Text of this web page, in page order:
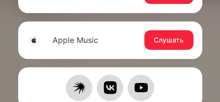
Apple Music Слушать